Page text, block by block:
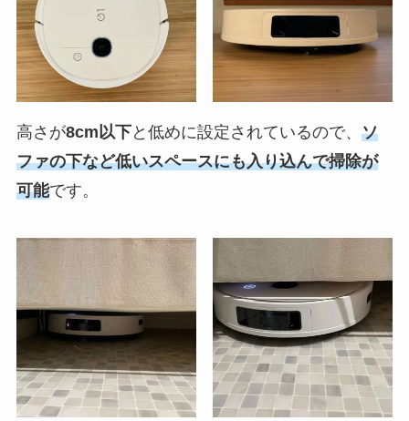
高さが8cm以下と低めに設定されているので、 ソ
ファの下など低いスペースにも入り込んで掃除が
可能です。